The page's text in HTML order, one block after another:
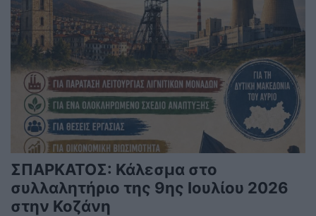
ΣΠΑΡΚΑΤΟΣ: Κάλεσμα στο
συλλαλητήριο της 9ης Ιουλίου 2026
στην Κοζάνη